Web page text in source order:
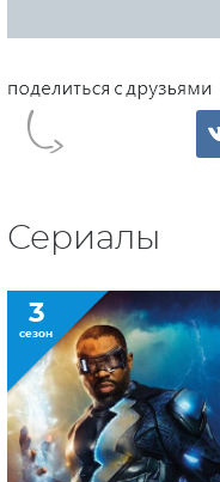
Сериалы
3
сезон